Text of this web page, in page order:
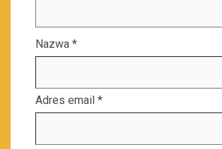
Nazwa *
Adres email *